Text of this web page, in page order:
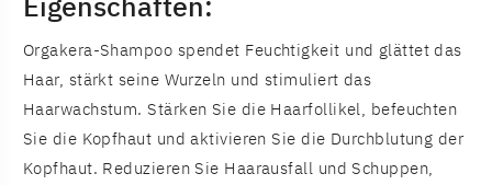
Orgakera-Shampoo spendet Feuchtigkeit und glättet das
Haar, stärkt seine Wurzeln und stimuliert das
Haarwachstum. Stärken Sie die Haarfollikel, befeuchten
Sie die Kopfhaut und aktivieren Sie die Durchblutung der
Kopfhaut. Reduzieren Sie Haarausfall und Schuppen,